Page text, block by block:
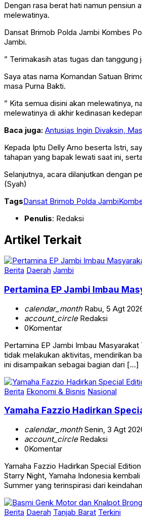
Dengan rasa berat hati namun pensiun
melewatinya.
Dansat Brimob Polda Jambi Kombes
Jambi.
” Terimakasih atas tugas dan
Saya atas nama Komandan Satuan
masa Purna Bakti.
” Kita semua disini akan melewatinya,
melewatinya di akhir kedinasan
Baca juga: Antusias Ingin Divaksin,
Kepada Iptu Delly Arno beserta Istri,
tahapan yang bapak lewati saat ini,
Selanjutnya, acara dilanjutkan dengan
(Syah)
TagsDansat Brimob Polda Jambi
Penulis: Redaksi
Artikel Terkait
Berita Daerah Jambi
Pertamina EP Jambi Imbau
calendar_monthRabu, 5 Agt
account_circleRedaksi
0Komentar
Pertamina EP Jambi Imbau
tidak melakukan aktivitas, mendirikan
ini disampaikan sebagai bagian dari […]
Berita Ekonomi & Bisnis Nasional
Yamaha Fazzio Hadirkan
calendar_monthSenin, 3 Agt
account_circleRedaksi
0Komentar
Yamaha Fazzio Hadirkan Special
Starry Night, Yamaha Indonesia
Summer yang terinspirasi dari
Berita Daerah Tanjab Barat Terkini